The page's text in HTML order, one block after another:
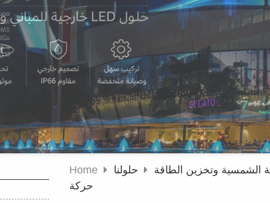
Home الشمسية وتخزين الطاقة
حركة